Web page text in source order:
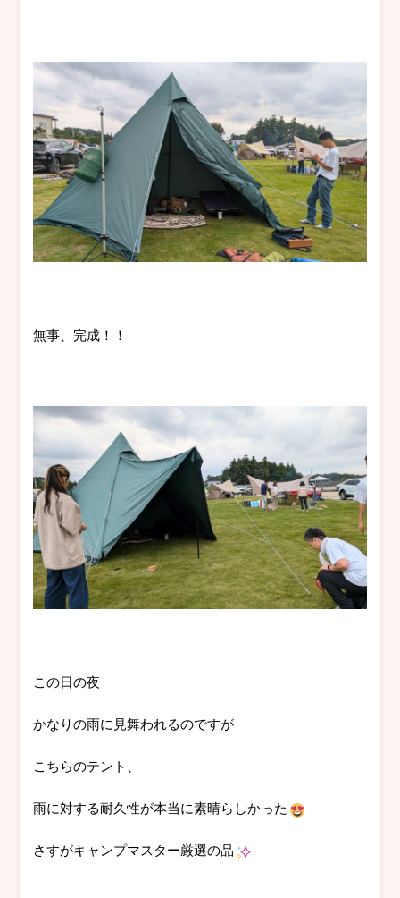
無事、完成！！
この日の夜
かなりの雨に見舞われるのですが
こちらのテント、
雨に対する耐久性が本当に素晴らしかった
さすがキャンプマスター厳選の品